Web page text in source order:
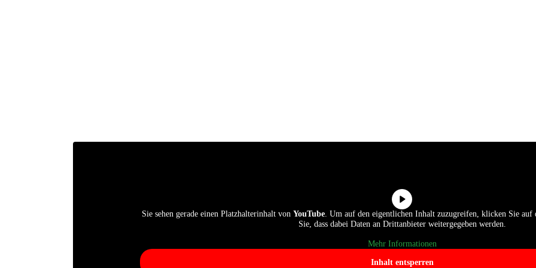
Sie sehen gera­de einen Platz­hal­ter­in­halt von You­Tube . Um auf den eigent­li­chen Inhalt zuzu­grei­fen, kli­cken Sie auf
Sie, dass dabei Daten an Dritt­an­bie­ter wei­ter­ge­ge­ben werden.
Mehr Infor­ma­tio­nen
Inhalt ent­sper­ren